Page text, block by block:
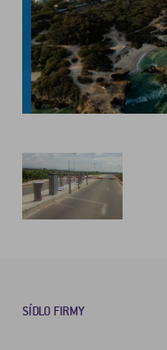
SÍDLO FIRMY